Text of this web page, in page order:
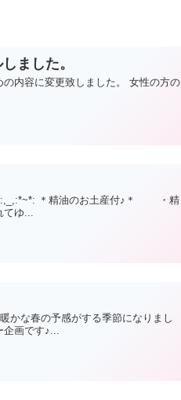
ました。
の内容に変更致しました。 女性の方の
＊精油のお土産付♪＊ ・精
ゆ...
な春の予感がする季節になりまし
画です♪...